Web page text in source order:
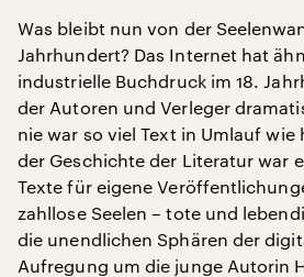
Was bleibt nun von der
Jahrhundert? Das Internet hat
industrielle Buchdruck im 18.
der Autoren und Verleger
nie war so viel Text in Umlauf wie
der Geschichte der Literatur war
Texte für eigene
zahllose Seelen – tote und
die unendlichen Sphären der
Aufregung um die junge Autorin